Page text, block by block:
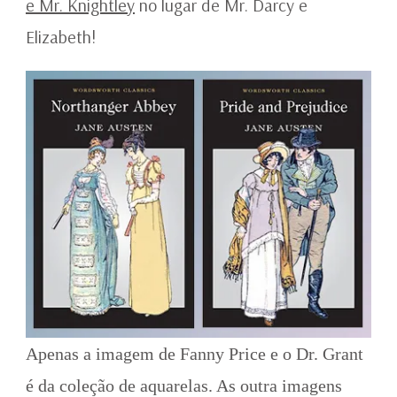
e Mr. Knightley no lugar de Mr. Darcy e
Elizabeth!
Apenas a imagem de Fanny Price e o Dr. Grant
é da coleção de aquarelas. As outra imagens